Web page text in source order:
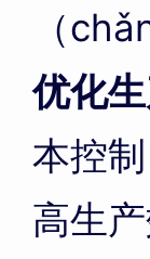
（
优化
本控
高生